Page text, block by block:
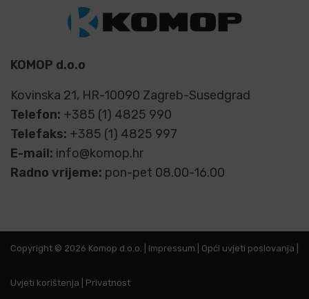
KOMOP d.o.o
Kovinska 21, HR-10090 Zagreb-Susedgrad
Telefon: +385 (1) 4825 990
Telefaks: +385 (1) 4825 997
E-mail: info@komop.hr
Radno vrijeme: pon-pet 08.00-16.00
Copyright © 2026 Komop d.o.o. | Impressum Opći uvjeti poslovanja
Uvjeti korištenja Privatnost